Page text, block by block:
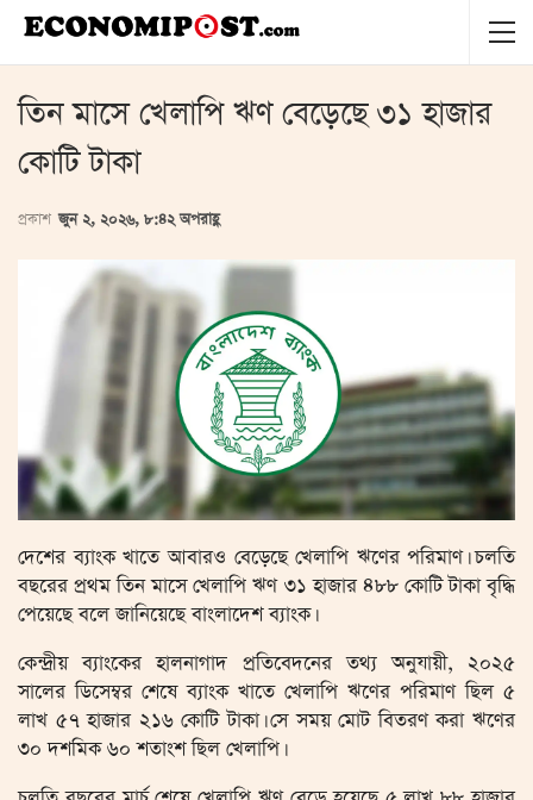
তিন মাসে খেলাপি ঋণ বেড়েছে ৩১ হাজার
কোটি টাকা
প্রকাশ জুন ২, ২০২৬, ৮:৪২ অপরাহ্ণ
দেশের ব্যাংক খাতে আবারও বেড়েছে খেলাপি ঋণের পরিমাণ। চলতি
বছরের প্রথম তিন মাসে খেলাপি ঋণ ৩১ হাজার ৪৮৮ কোটি টাকা বৃদ্ধি
পেয়েছে বলে জানিয়েছে বাংলাদেশ ব্যাংক।
কেন্দ্রীয় ব্যাংকের হালনাগাদ প্রতিবেদনের তথ্য অনুযায়ী, ২০২৫
সালের ডিসেম্বর শেষে ব্যাংক খাতে খেলাপি ঋণের পরিমাণ ছিল ৫
লাখ ৫৭ হাজার ২১৬ কোটি টাকা। সে সময় মোট বিতরণ করা ঋণের
৩০ দশমিক ৬০ শতাংশ ছিল খেলাপি।